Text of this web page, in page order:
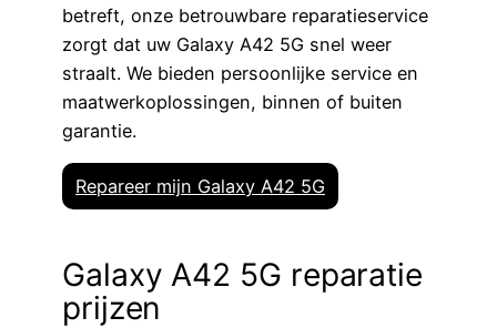
betreft, onze betrouwbare reparatieservice
zorgt dat uw Galaxy A42 5G snel weer
straalt. We bieden persoonlijke service en
maatwerkoplossingen, binnen of buiten
garantie.
Repareer mijn Galaxy A42 5G
Galaxy A42 5G reparatie
prijzen